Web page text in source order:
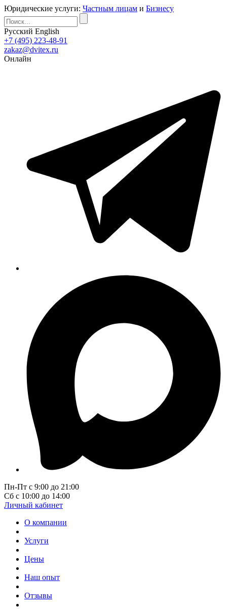
Юридические услуги: Частным лицам и Бизнесу
Русский English
+7 (495) 223-48-91
zakaz@dvitex.ru
Онлайн
Пн-Пт с 9:00 до 21:00
Сб с 10:00 до 14:00
Личный кабинет
О компании
Услуги
Цены
Наш опыт
Отзывы